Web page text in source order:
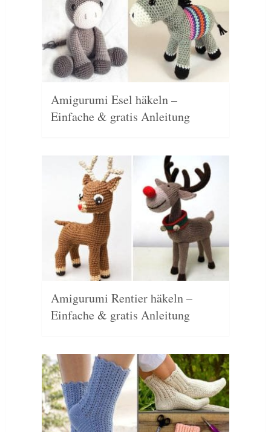
Amigurumi Esel häkeln –
Einfache & gratis Anleitung
Amigurumi Rentier häkeln –
Einfache & gratis Anleitung